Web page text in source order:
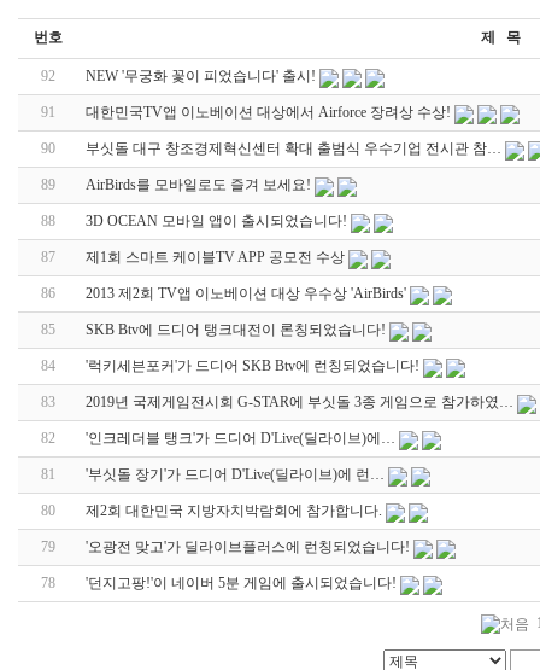
번호 제 목
92 NEW '무궁화 꽃이 피었습니다' 출시!
91 대한민국TV앱 이노베이션 대상에서 Airforce 장려상 수상!
90 부싯돌 대구 창조경제혁신센터 확대 출범식 우수기업 전시관 참…
89 AirBirds를 모바일로도 즐겨 보세요!
88 3D OCEAN 모바일 앱이 출시되었습니다!
87 제1회 스마트 케이블TV APP 공모전 수상
86 2013 제2회 TV앱 이노베이션 대상 우수상 'AirBirds'
85 SKB Btv에 드디어 탱크대전이 론칭되었습니다!
84 '럭키세븐포커'가 드디어 SKB Btv에 런칭되었습니다!
83 2019년 국제게임전시회 G-STAR에 부싯돌 3종 게임으로 참가하였…
82 '인크레더블 탱크'가 드디어 D'Live(딜라이브)에…
81 '부싯돌 장기'가 드디어 D'Live(딜라이브)에 런…
80 제2회 대한민국 지방자치박람회에 참가합니다.
79 '오광전 맞고'가 딜라이브플러스에 런칭되었습니다!
78 '던지고팡!'이 네이버 5분 게임에 출시되었습니다!